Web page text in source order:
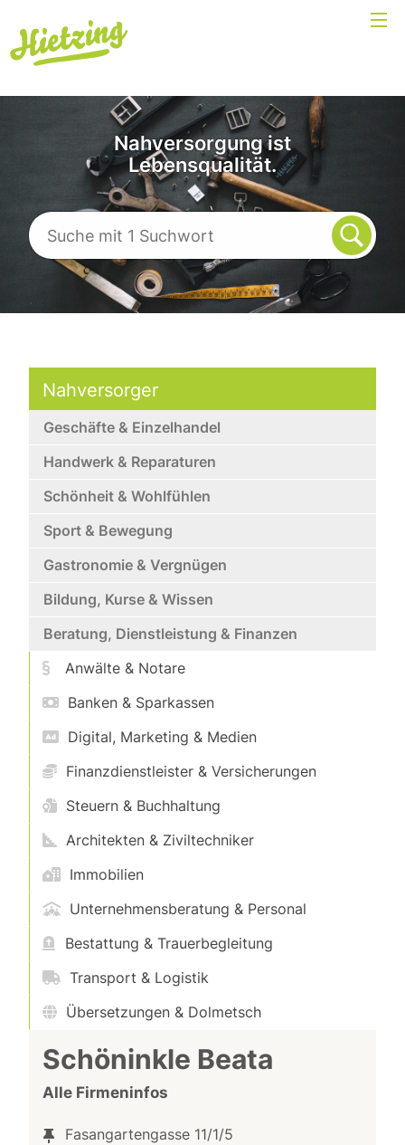
Nahversorgung ist
Lebensqualität.
Nahversorger
Geschäfte & Einzelhandel
Handwerk & Reparaturen
Schönheit & Wohlfühlen
Sport & Bewegung
Gastronomie & Vergnügen
Bildung, Kurse & Wissen
Beratung, Dienstleistung & Finanzen
Anwälte & Notare
Banken & Sparkassen
Digital, Marketing & Medien
Finanzdienstleister & Versicherungen
Steuern & Buchhaltung
Architekten & Ziviltechniker
Immobilien
Unternehmensberatung & Personal
Bestattung & Trauerbegleitung
Transport & Logistik
Übersetzungen & Dolmetsch
Schöninkle Beata
Alle Firmeninfos
Fasangartengasse 11/1/5